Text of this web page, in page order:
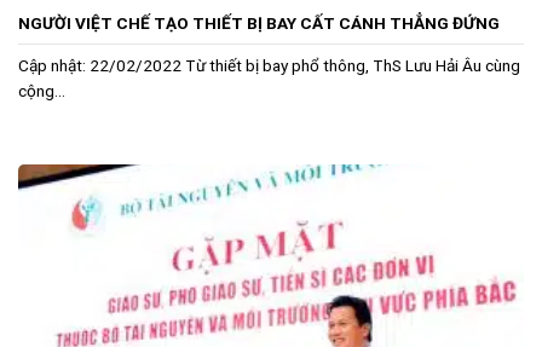
NGƯỜI VIỆT CHẾ TẠO THIẾT BỊ BAY CẤT CÁNH THẲNG ĐỨNG
Cập nhật: 22/02/2022 Từ thiết bị bay phổ thông, ThS Lưu Hải Âu cùng
cộng...